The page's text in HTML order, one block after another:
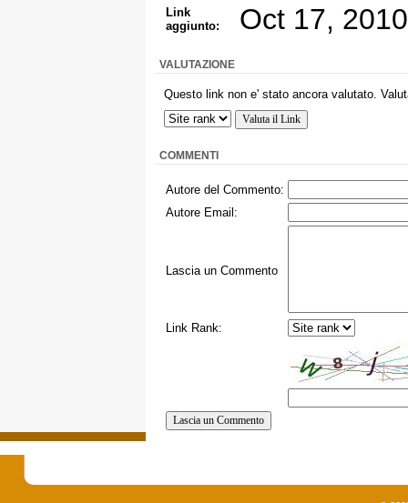
Link
aggiunto:
Oct 17, 2010
VALUTAZIONE
Questo link non e' stato ancora valutato.
COMMENTI
Autore del Commento:
Autore Email:
Lascia un Commento
Link Rank: